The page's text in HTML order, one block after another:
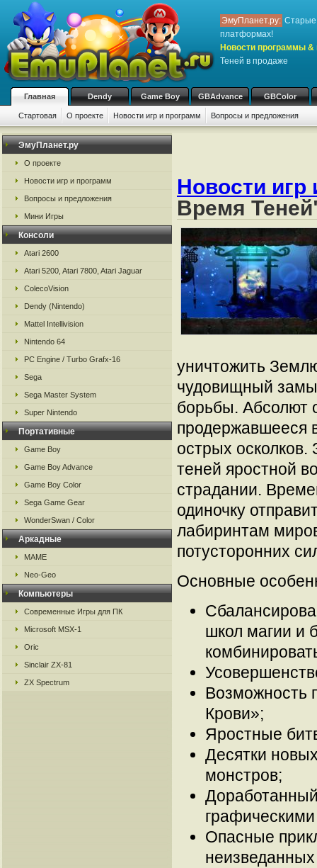
ЭмуПланет.ру: Старые
платформах!
Новости программы &
Теней в продаже
Главная Dendy Game Boy GBAdvance GBColor
Стартовая О проекте Новости игр и программ Вопросы и предложения
ЭмуПланет.ру
О проекте
Новости игр и программ
Вопросы и предложения
Мини Игры
Консоли
Atari 2600
Atari 5200, Atari 7800, Atari Jaguar
ColecoVision
Dendy (Nintendo)
Mattel Intellivision
Nintendo 64
PC Engine / Turbo Grafx-16
Sega
Sega Master System
Super Nintendo
Портативные
Game Boy
Game Boy Advance
Game Boy Color
Sega Game Gear
WonderSwan / Color
Аркадные
MAME
Neo-Geo
Компьютеры
Современные Игры для ПК
Microsoft MSX-1
Oric
Sinclair ZX-81
ZX Spectrum
Новости игр
Время
уничтожить
чудовищный
борьбы. Абсолют
продержавшееся
острых
теней яростной
страдании.
одиночку
лабиринтам
потусторонних
Основные
школ магии и
Возможность
Крови»;
Яростные
Десятки
монстров;
Опасные